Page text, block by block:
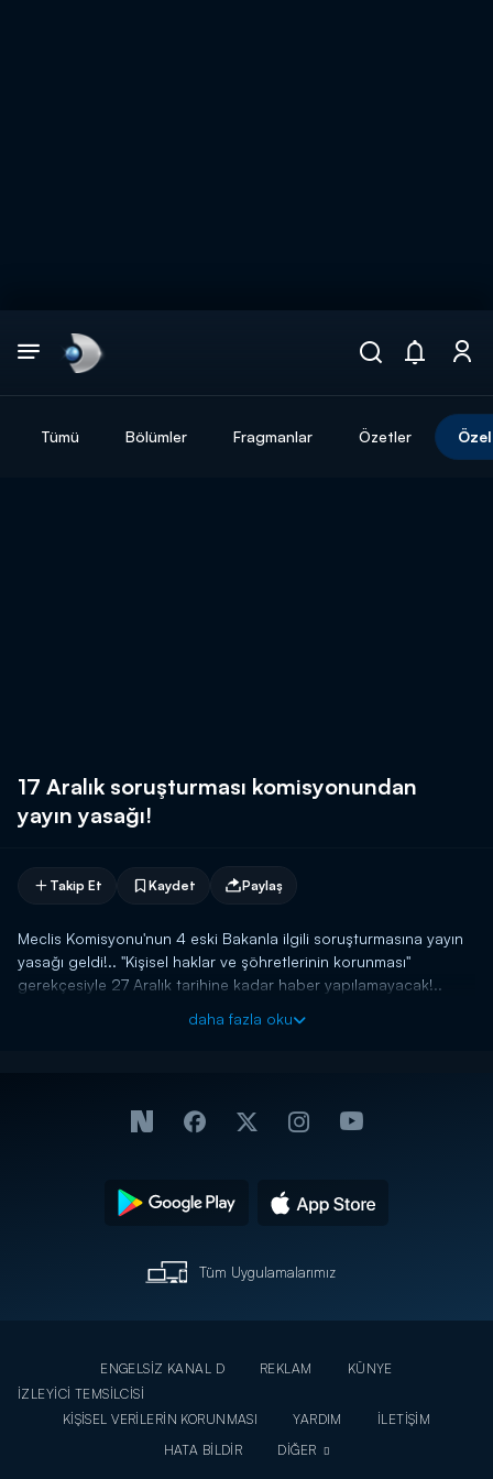
Tümü Bölümler Fragmanlar Özetler
17 Aralık soruşturması komisyonundan
yayın yasağı!
Takip Et Kaydet Paylaş
Meclis Komisyonu'nun 4 eski Bakanla ilgili soruşturmasına yayın
yasağı geldi!.. "Kişisel haklar ve şöhretlerinin korunması"
gerekçesiyle 27 Aralık tarihine kadar haber yapılamayacak!..
daha fazla oku
Tüm Uygulamalarımız
ENGELSİZ KANAL D REKLAM
KÜNYE
İZLEYİCİ TEMSİLCİSİ
KİŞİSEL VERİLERİN KORUNMASI
YARDIM
İLETİŞİM
HATA BİLDİR
DİĞER